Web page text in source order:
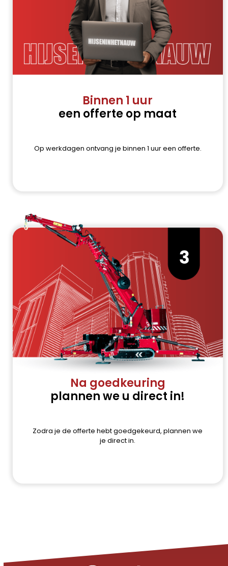
Binnen 1 uur
een offerte op maat
Op werkdagen ontvang je binnen 1 uur een offerte.
Na goedkeuring
plannen we u direct in!
Zodra je de offerte hebt goedgekeurd, plannen we
je direct in.